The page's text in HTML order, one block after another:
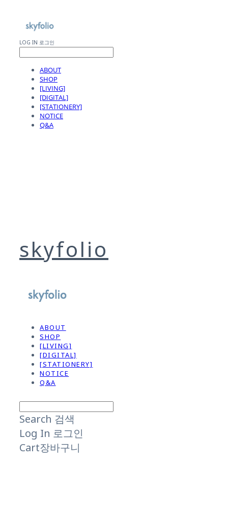
LOG IN 로그인
ABOUT
SHOP
[LIVING]
[DIGITAL]
[STATIONERY]
NOTICE
Q&A
skyfolio
ABOUT
SHOP
[LIVING]
[DIGITAL]
[STATIONERY]
NOTICE
Q&A
Search 검색
Log In 로그인
Cart장바구니